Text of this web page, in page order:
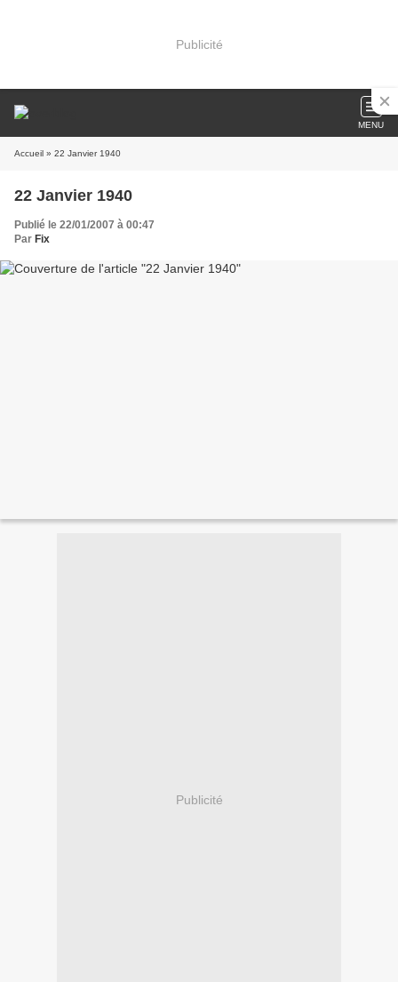
Publicité
MENU
Accueil » 22 Janvier 1940
22 Janvier 1940
Publié le 22/01/2007 à 00:47
Par Fix
Publicité